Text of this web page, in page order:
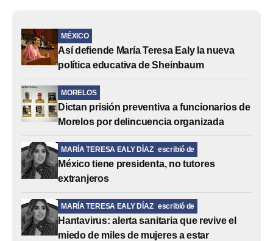
MÉXICO
Así defiende María Teresa Ealy la nueva
política educativa de Sheinbaum
MORELOS
Dictan prisión preventiva a funcionarios de
Morelos por delincuencia organizada
MARÍA TERESA EALY DÍAZ escribió de
México tiene presidenta, no tutores
extranjeros
MARÍA TERESA EALY DÍAZ escribió de
Hantavirus: alerta sanitaria que revive el
miedo de miles de mujeres a estar